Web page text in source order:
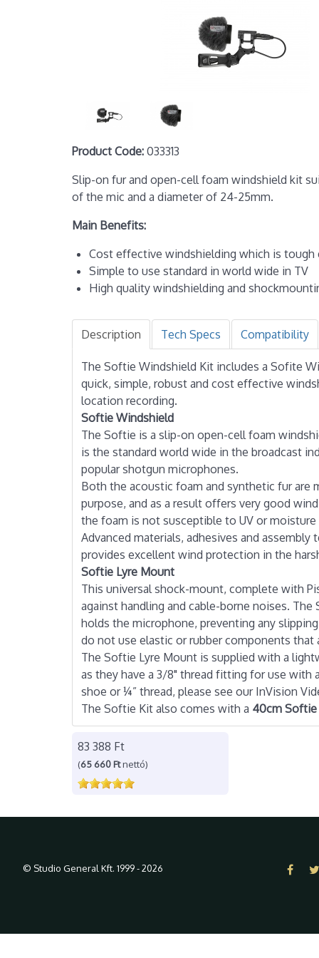
Product Code: 033313
Slip-on fur and open-cell foam windshield kit
of the mic and a diameter of 24-25mm.
Main Benefits:
Cost effective windshielding which is tough
Simple to use standard in world wide in TV
High quality windshielding and
Description Tech Specs Compatibility
The Softie Windshield Kit includes a Sofite
quick, simple, robust and cost effective
location recording.
Softie Windshield
The Softie is a slip-on open-cell foam
is the standard world wide in the broadcast
popular shotgun microphones.
Both the acoustic foam and synthetic fur are
purpose, and as a result offers very good
the foam is not susceptible to UV or
Advanced materials, adhesives and
provides excellent wind protection in the
Softie Lyre Mount
This universal shock-mount, complete with
against handling and cable-borne noises.
holds the microphone, preventing any
do not use elastic or rubber components that
The Softie Lyre Mount is supplied with a
as they have a 3/8" thread fitting for use with
shoe or ¼” thread, please see our InVision
The Softie Kit also comes with a 40cm Softie
83 388 Ft
(65 660 Ftnettó)
© Studio General Kft. 1999 - 2026